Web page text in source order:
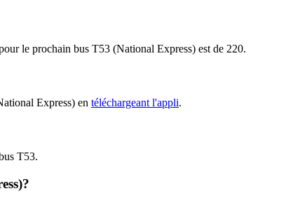
le prochain bus T53 (National Express) est de 220.
Express) en téléchargeant l'appli.
T53.